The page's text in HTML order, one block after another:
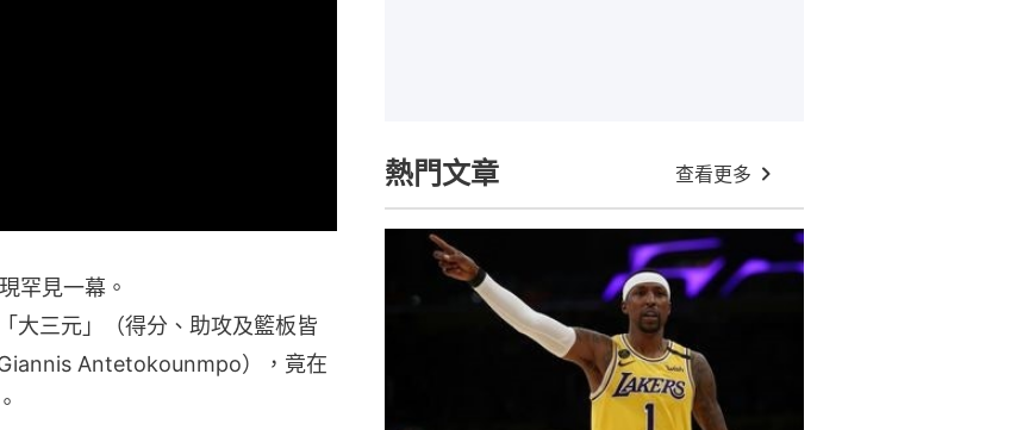
罕見一幕。
大三元」（得分、助攻及籃板皆
Antetokounmpo），竟在
熱門文章 查看更多